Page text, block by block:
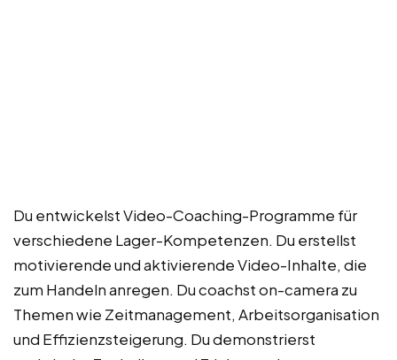
Du entwickelst Video-Coaching-Programme für
verschiedene Lager-Kompetenzen. Du erstellst
motivierende und aktivierende Video-Inhalte, die
zum Handeln anregen. Du coachst on-camera zu
Themen wie Zeitmanagement, Arbeitsorganisation
und Effizienzsteigerung. Du demonstrierst